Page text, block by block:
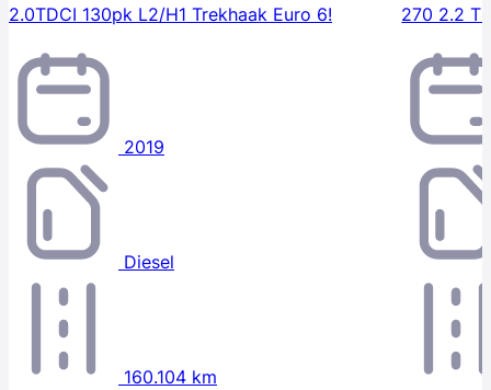
2.0TDCI 130pk L2/H1 Trekhaak Euro 6!
2019
Diesel
160.104 km
270 2.2